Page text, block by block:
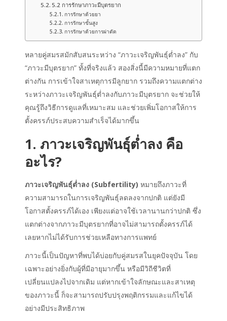
5.2 การรักษาภาวะมีบุตรยาก
การรักษาด้วยยา
การรักษาขั้นสูง
การรักษาด้วยการผ่าตัด
หลายคู่สมรสมักสับสนระหว่าง “ภาวะเจริญพันธุ์ต่ำลง” กับ
“ภาวะมีบุตรยาก” ทั้งที่จริงแล้ว สองสิ่งนี้มีความหมายที่แตก
ต่างกัน การเข้าใจสาเหตุการมีลูกยาก รวมถึงความแตกต่าง
ระหว่างภาวะเจริญพันธุ์ต่ำลงกับภาวะมีบุตรยาก จะช่วยให้
คุณรู้ถึงวิธีการดูแลที่เหมาะสม และช่วยเพิ่มโอกาสให้การ
ตั้งครรภ์ประสบความสำเร็จได้มากขึ้น
1. ภาวะเจริญพันธุ์ต่ำลง คือ
อะไร?
ภาวะเจริญพันธุ์ต่ำลง (Subfertility) หมายถึงภาวะที่
ความสามารถในการเจริญพันธุ์ลดลงจากปกติ แต่ยังมี
โอกาสตั้งครรภ์ได้เอง เพียงแต่อาจใช้เวลานานกว่าปกติ ซึ่ง
แตกต่างจากภาวะมีบุตรยากที่อาจไม่สามารถตั้งครรภ์ได้
เลยหากไม่ได้รับการช่วยเหลือทางการแพทย์
ภาวะนี้เป็นปัญหาที่พบได้บ่อยกับคู่สมรสในยุคปัจจุบัน โดย
เฉพาะอย่างยิ่งกับผู้ที่มีอายุมากขึ้น หรือมีวิถีชีวิตที่
เปลี่ยนแปลงไปจากเดิม แต่หากเข้าใจลักษณะและสาเหตุ
ของภาวะนี้ ก็จะสามารถปรับปรุงพฤติกรรมและแก้ไขได้
อย่างมีประสิทธิภาพ